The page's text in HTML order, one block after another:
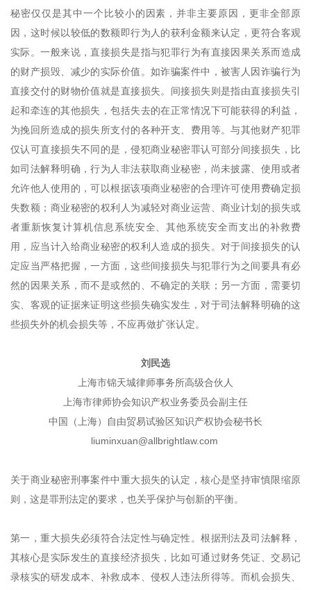
秘密仅仅是其中一个比较小的因素，并非主要原因，更非全部原
因，这时候以较低的数额即行为人的获利金额来认定，更符合客观
实际。一般来说，直接损失是指与犯罪行为有直接因果关系而造成
的财产损毁、减少的实际价值。如诈骗案件中，被害人因诈骗行为
直接交付的财物价值就是直接损失。间接损失则是指由直接损失引
起和牵连的其他损失，包括失去的在正常情况下可能获得的利益，
为挽回所造成的损失所支付的各种开支、费用等。与其他财产犯罪
仅认可直接损失不同的是，侵犯商业秘密罪认可部分间接损失，比
如司法解释明确，行为人非法获取商业秘密，尚未披露、使用或者
允许他人使用的，可以根据该项商业秘密的合理许可使用费确定损
失数额；商业秘密的权利人为减轻对商业运营、商业计划的损失或
者重新恢复计算机信息系统安全、其他系统安全而支出的补救费
用，应当计入给商业秘密的权利人造成的损失。对于间接损失的认
定应当严格把握，一方面，这些间接损失与犯罪行为之间要具有必
然的因果关系，而不是或然的、不确定的关联；另一方面，需要切
实、客观的证据来证明这些损失确实发生，对于司法解释明确的这
些损失外的机会损失等，不应再做扩张认定。
刘民选
上海市锦天城律师事务所高级合伙人
上海市律师协会知识产权业务委员会副主任
中国（上海）自由贸易试验区知识产权协会秘书长
liuminxuan@allbrightlaw.com
关于商业秘密刑事案件中重大损失的认定，核心是坚持审慎限缩原
则，这是罪刑法定的要求，也关乎保护与创新的平衡。
第一，重大损失必须符合法定性与确定性。根据刑法及司法解释，
其核心是实际发生的直接经济损失，比如可通过财务凭证、交易记
录核实的研发成本、补救成本、侵权人违法所得等。而机会损失、